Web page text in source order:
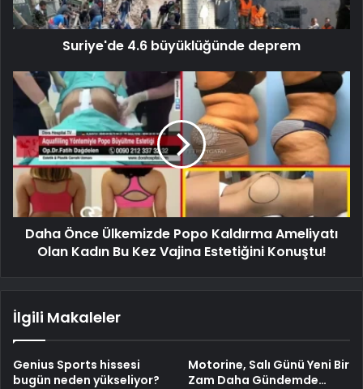
Suriye'de 4.6 büyüklüğünde deprem
Daha Önce Ülkemizde Popo Kaldırma Ameliyatı
Olan Kadın Bu Kez Vajina Estetiğini Konuştu!
İlgili Makaleler
Genius Sports hissesi
bugün neden yükseliyor?
Motorine, Salı Günü Yeni Bir
Zam Daha Gündemde…